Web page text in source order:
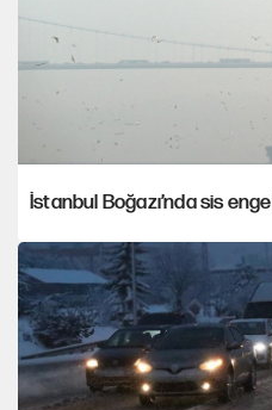
İstanbul Boğazı’nda sis